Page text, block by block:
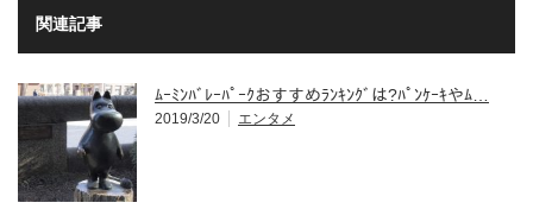
関連記事
ﾑｰﾐﾝﾊﾞﾚｰﾊﾟｰｸおすすめﾗﾝｷﾝｸﾞは?ﾊﾟﾝｹｰｷやﾑ…
2019/3/20 エンタメ